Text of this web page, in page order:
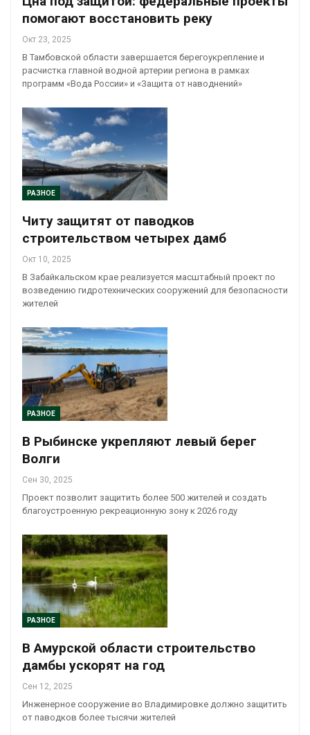
помогают восстановить реку
Окт 23, 2025
В Тамбовской области завершается берегоукрепление и
расчистка главной водной артерии региона в рамках
программ «Вода России» и «Защита от наводнений»
РАЗНОЕ
Читу защитят от паводков
строительством четырех дамб
Окт 10, 2025
В Забайкальском крае реализуется масштабный проект по
возведению гидротехнических сооружений для безопасности
жителей
РАЗНОЕ
В Рыбинске укрепляют левый берег
Волги
Сен 30, 2025
Проект позволит защитить более 500 жителей и создать
благоустроенную рекреационную зону к 2026 году
РАЗНОЕ
В Амурской области строительство
дамбы ускорят на год
Сен 12, 2025
Инженерное сооружение во Владимировке должно защитить
от паводков более тысячи жителей